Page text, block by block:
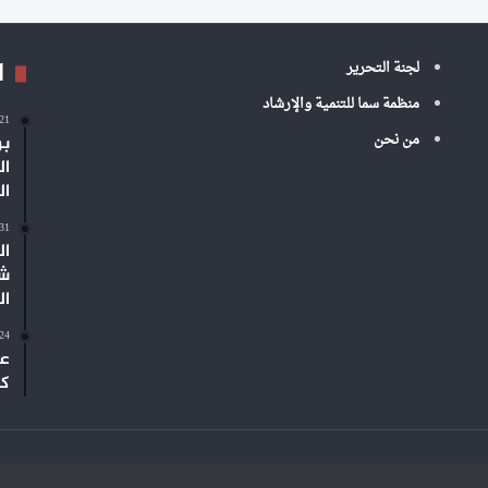
لجنة التحرير
منظمة سما للتنمية والإرشاد
من نحن